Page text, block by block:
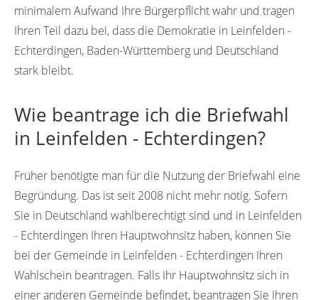
minimalem Aufwand Ihre Bürgerpflicht wahr und tragen
Ihren Teil dazu bei, dass die Demokratie in Leinfelden -
Echterdingen, Baden-Württemberg und Deutschland
stark bleibt.
Wie beantrage ich die Briefwahl
in Leinfelden - Echterdingen?
Früher benötigte man für die Nutzung der Briefwahl eine
Begründung. Das ist seit 2008 nicht mehr nötig. Sofern
Sie in Deutschland wahlberechtigt sind und in Leinfelden
- Echterdingen Ihren Hauptwohnsitz haben, können Sie
bei der Gemeinde in Leinfelden - Echterdingen Ihren
Wahlschein beantragen. Falls Ihr Hauptwohnsitz sich in
einer anderen Gemeinde befindet, beantragen Sie Ihren